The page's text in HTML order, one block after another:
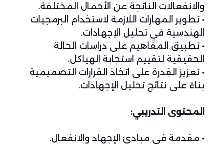
والانفعالات الناتجة عن الأحمال المختلفة.
• تطوير المهارات اللازمة لاستخدام البرمجيات
الهندسية في تحليل الإجهادات.
• تطبيق المفاهيم على دراسات الحالة
الحقيقية لتقييم استجابة الهياكل.
• تعزيز القدرة على اتخاذ القرارات التصميمية
بناءً على نتائج تحليل الإجهادات.
المحتوى التدريبي:
• مقدمة في مبادئ الإجهاد والانفعال.